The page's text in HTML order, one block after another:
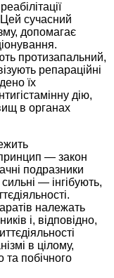
сучасний
допомагає
протизапальний,
репараційні
їх
дію,
в органах
— закон
подразники
— інгібують,
належать
і, відповідно,
в цілому,
та побічного